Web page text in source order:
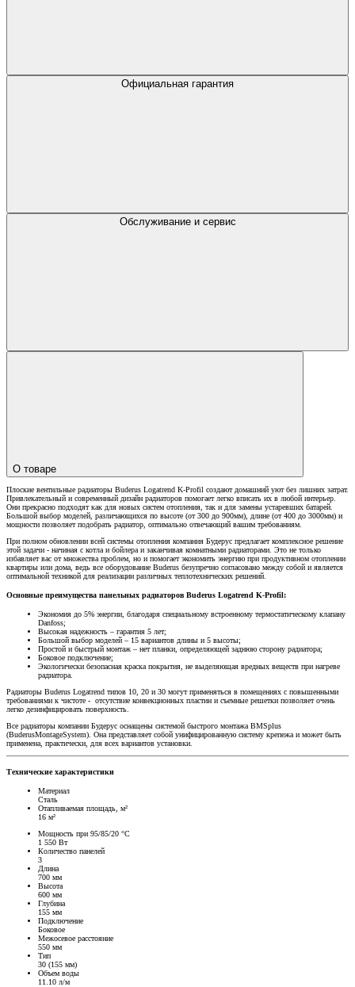
Официальная гарантия
Обслуживание и сервис
О товаре
Плоские вентильные радиаторы Buderus Logatrend K-Profil создают домашний уют без лишних затрат.
Привлекательный и современный дизайн радиаторов помогает легко вписать их в любой интерьер.
Они прекрасно подходят как для новых систем отопления, так и для замены устаревших батарей.
Большой выбор моделей, различающихся по высоте (от 300 до 900мм), длине (от 400 до 3000мм) и
мощности позволяет подобрать радиатор, оптимально отвечающий вашим требованиям.
При полном обновлении всей системы отопления компания Будерус предлагает комплексное решение
этой задачи - начиная с котла и бойлера и заканчивая комнатными радиаторами. Это не только
избавляет вас от множества проблем, но и помогает экономить энергию при продуктивном отоплении
квартиры или дома, ведь все оборудование Buderus безупречно согласовано между собой и является
оптимальной техникой для реализации различных теплотехнических решений.
Основные преимущества панельных радиаторов Buderus Logatrend K-Profil:
Экономия до 5% энергии, благодаря специальному встроенному термостатическому клапану
Danfoss;
Высокая надежность – гарантия 5 лет;
Большой выбор моделей – 15 вариантов длины и 5 высоты;
Простой и быстрый монтаж – нет планки, определяющей заднюю сторону радиатора;
Боковое подключение;
Экологически безопасная краска покрытия, не выделяющая вредных веществ при нагреве
радиатора.
Радиаторы Buderus Logatrend типов 10, 20 и 30 могут применяться в помещениях с повышенными
требованиями к чистоте - отсутствие конвекционных пластин и съемные решетки позволяет очень
легко дезинфицировать поверхность.
Все радиаторы компании Будерус оснащены системой быстрого монтажа BMSplus
(BuderusMontageSystem). Она представляет собой унифицированную систему крепежа и может быть
применена, практически, для всех вариантов установки.
Технические характеристики
Материал
Сталь
Отапливаемая площадь, м²
16 м²
Мощность при 95/85/20 °C
1 550 Вт
Количество панелей
3
Длина
700 мм
Высота
600 мм
Глубина
155 мм
Подключение
Боковое
Межосевое расстояние
550 мм
Тип
30 (155 мм)
Объем воды
11.10 л/м